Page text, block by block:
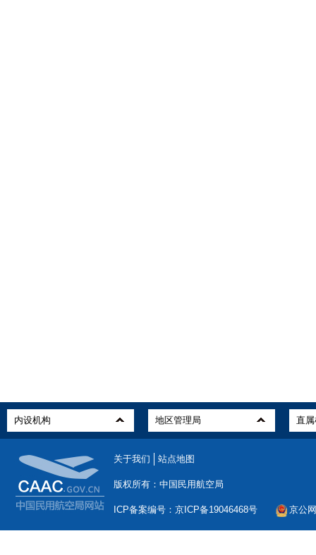
关于我们 站点地图
版权所有：中国民用航空局
ICP备案编号：京ICP备19046468号 京公